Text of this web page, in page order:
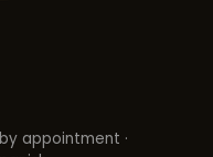
appointment ·